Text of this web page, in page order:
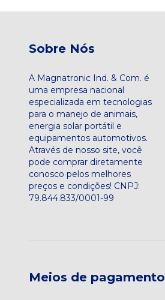
Sobre Nós
A Magnatronic Ind. & Com. é
uma empresa nacional
especializada em tecnologias
para o manejo de animais,
energia solar portátil e
equipamentos automotivos.
Através de nosso site, você
pode comprar diretamente
conosco pelos melhores
preços e condições! CNPJ:
79.844.833/0001-99
Meios de pagamento